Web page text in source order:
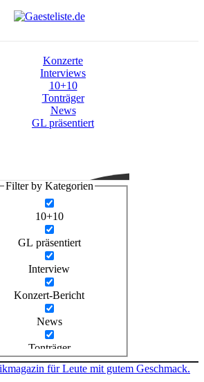
Konzerte
Interviews
10+10
Tonträger
News
GL präsentiert
Filter by Kategorien
10+10
GL präsentiert
Interview
Konzert-Bericht
News
Tonträger
für Leute mit gutem Geschmack.